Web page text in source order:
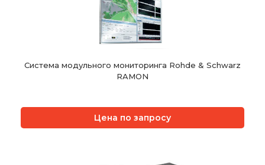
Система модульного мониторинга Rohde & Schwarz
RAMON
Цена по запросу